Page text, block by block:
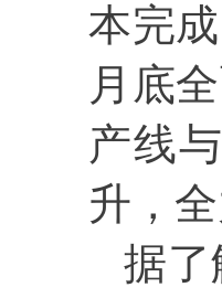
本完
月底
产线
升，
据了